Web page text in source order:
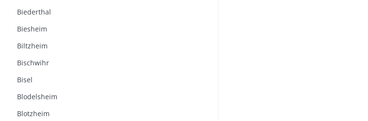
Biederthal
Biesheim
Biltzheim
Bischwihr
Bisel
Blodelsheim
Blotzheim